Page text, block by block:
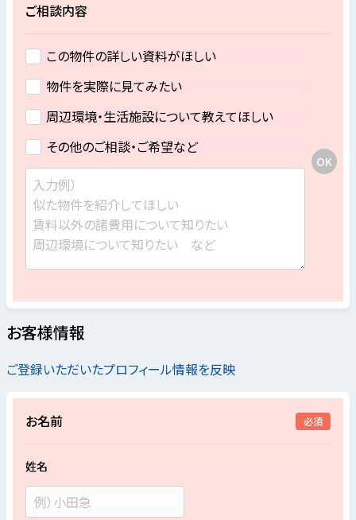
ご相談内容
この物件の詳しい資料がほしい
物件を実際に見てみたい
周辺環境・生活施設について教えてほしい
その他のご相談・ご希望など
お客様情報
ご登録いただいたプロフィール情報を反映
お名前 必須
姓名